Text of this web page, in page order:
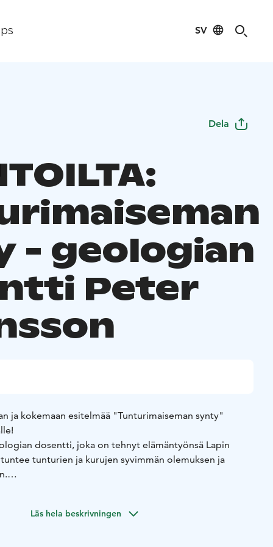
SV
Dela
- geologian
Peter
ja kokemaan esitelmää "Tunturimaiseman synty"
dosentti, joka on tehnyt elämäntyönsä Lapin
tunturien ja kurujen syvimmän olemuksen ja
kurut ja järvet ovat saaneet nykyisen muotonsa?
Läs hela beskrivningen